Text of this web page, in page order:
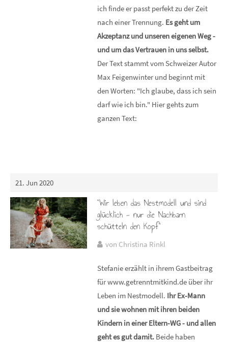
ich finde er passt perfekt zu der Zeit
nach einer Trennung. Es geht um
Akzeptanz und unseren eigenen Weg -
und um das Vertrauen in uns selbst.
Der Text stammt vom Schweizer Autor
Max Feigenwinter und beginnt mit
den Worten: "Ich glaube, dass ich sein
darf wie ich bin." Hier gehts zum
ganzen Text:
21. Jun 2020
"Wir leben das Nestmodell und sind
glücklich - nur die Nachbarn
schütteln den Kopf"
von Christina Rinkl
Stefanie erzählt in ihrem Gastbeitrag
für www.getrenntmitkind.de über ihr
Leben im Nestmodell. Ihr Ex-Mann
und sie wohnen mit ihren beiden
Kindern in einer Eltern-WG - und allen
geht es gut damit. Beide haben